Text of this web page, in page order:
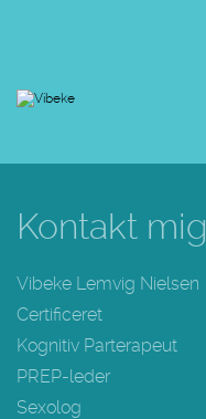
Kontakt mig
Vibeke Lemvig Nielsen
Certificeret
Kognitiv Parterapeut
PREP-leder
Sexolog